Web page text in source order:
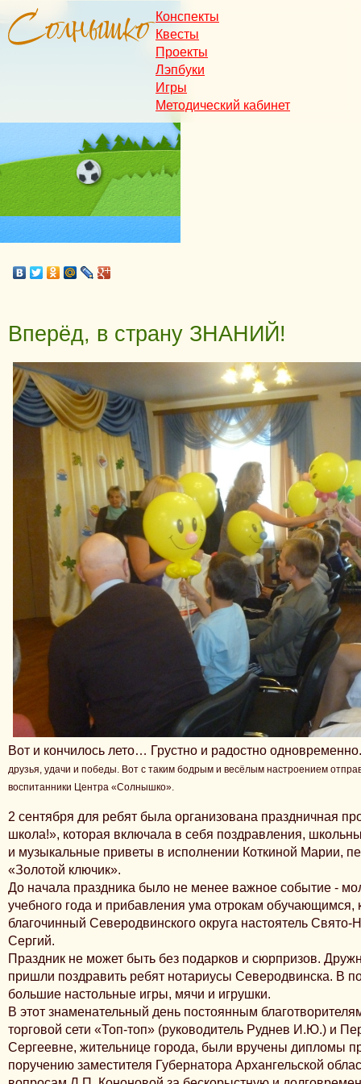
Конспекты
Квесты
Проекты
Лэпбуки
Игры
Методический кабинет
Вперёд, в страну ЗНАНИЙ!
Вот и кончилось лето… Грустно и радостно
друзья, удачи и победы. Вот с таким бодрым и весёлым настроением
воспитанники Центра «Солнышко».
2 сентября для ребят была организована праздничная
школа!», которая включала в себя поздравления,
и музыкальные приветы в исполнении Коткиной Марии,
«Золотой ключик».
До начала праздника было не менее важное событие -
учебного года и прибавления ума отрокам обучающимся,
благочинный Северодвинского округа настоятель Свято-
Сергий.
Праздник не может быть без подарков и сюрпризов.
пришли поздравить ребят нотариусы Северодвинска. В
большие настольные игры, мячи и игрушки.
В этот знаменательный день постоянным
торговой сети «Топ-топ» (руководитель Руднев И.Ю.) и
Сергеевне, жительнице города, были вручены дипломы
поручению заместителя Губернатора Архангельской